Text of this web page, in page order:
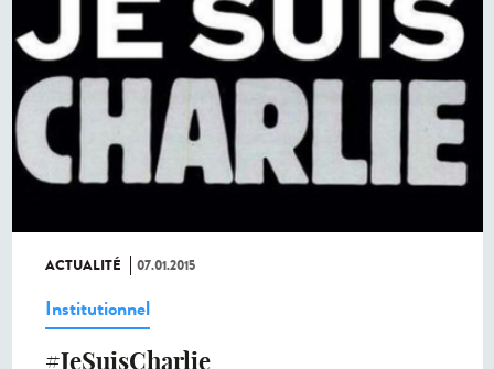
ACTUALITÉ 07.01.2015
Institutionnel
#JeSuisCharlie